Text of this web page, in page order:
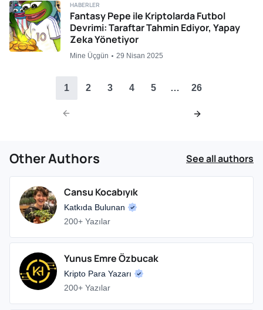
Fantasy Pepe ile Kriptolarda Futbol
Devrimi: Taraftar Tahmin Ediyor, Yapay
Zeka Yönetiyor
Mine Üçgün 29 Nisan 2025
HABERLER
1 2 3 4 5 … 26
Other Authors See all authors
Cansu Kocabıyık
Katkıda Bulunan
200+ Yazılar
Yunus Emre Özbucak
Kripto Para Yazarı
200+ Yazılar